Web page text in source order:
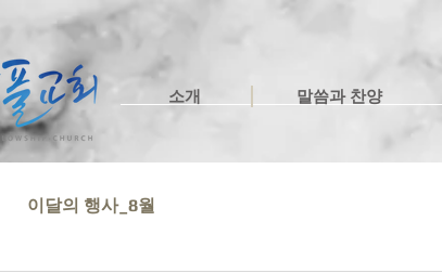
소개 말씀과 찬양
이달의 행사_8월